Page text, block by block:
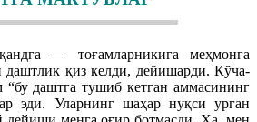
— тоғамларникига меҳмонга
даштлик қиз келди, дейишарди. Кўча-
“бу даштга тушиб кетган аммасининг
эди. Уларнинг шаҳар нуқси урган